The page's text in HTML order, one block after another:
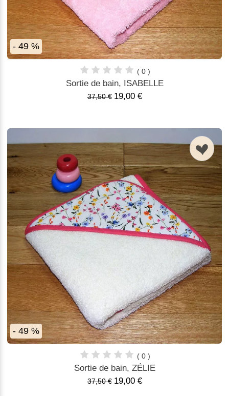
- 49 %
( 0 )
Sortie de bain, ISABELLE
37,50 € 19,00 €
- 49 %
n
( 0 )
Sortie de bain, ZÉLIE
37,50 € 19,00 €